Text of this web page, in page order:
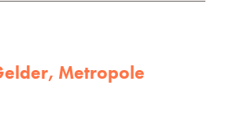
Metropole